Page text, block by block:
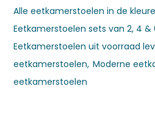
Alle eetkamerstoelen in de
Eetkamerstoelen sets van 2, 4 &
Eetkamerstoelen uit voorraad
eetkamerstoelen, Moderne
eetkamerstoelen